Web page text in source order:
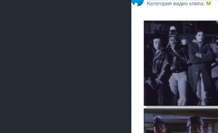
Категория видео клипа: M